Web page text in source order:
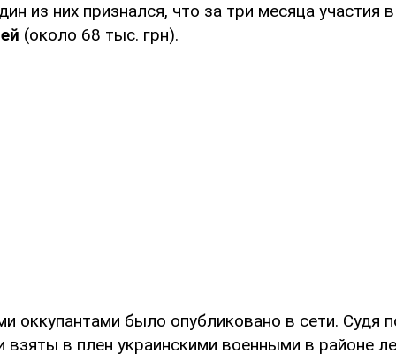
из них признался, что за три месяца участия
(около 68 тыс. грн).
оккупантами было опубликовано в сети. Судя
взяты в плен украинскими военными в районе